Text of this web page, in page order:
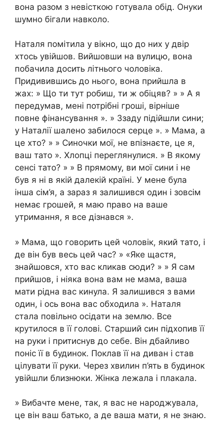
вона разом з невісткою готувала обід. Онуки
шумно бігали навколо.
Наталя помітила у вікно, що до них у двір
хтось увійшов. Вийшовши на вулицю, вона
побачила досить літнього чоловіка.
Придивившись до нього, вона прийшла в
жах: » Що ти тут робиш, ти ж обіцяв? » » А я
передумав, мені потрібні гроші, вірніше
повне фінансування ». » Ззаду підійшли сини;
у Наталії шалено забилося серце ». » Мама, а
це хто? » » Синочки мої, не впізнаєте, це я,
ваш тато ». Хлопці переглянулися. » В якому
сенсі тато? » » В прямому, ви мої сини і не
був я ні в якій далекій країні. У мене була
інша сім’я, а зараз я залишився один і зовсім
немає грошей, я маю право на ваше
утримання, я все дізнався ».
» Мама, що говорить цей чоловік, який тато, і
де він був весь цей час? » «Яке щастя,
знайшовся, хто вас кликав сюди? » » Я сам
прийшов, і ніяка вона вам не мама, ваша
мати рідна вас кинула. Я залишився з вами
один, і ось вона вас обходила ». Наталя
стала повільно осідати на землю. Все
крутилося в її голові. Старший син підхопив її
на руки і притиснув до себе. Він дбайливо
поніс її в будинок. Поклав її на диван і став
цілувати її руки. Через хвилин п’ять в будинок
увійшли близнюки. Жінка лежала і плакала.
» Вибачте мене, так, я вас не народжувала,
це він ваш батько, а де ваша мати, я не знаю.